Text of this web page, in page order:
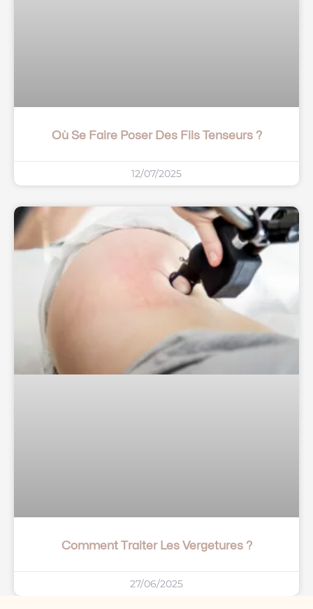
Où Se Faire Poser Des Fils Tenseurs ?
12/07/2025
Comment Traiter Les Vergetures ?
27/06/2025